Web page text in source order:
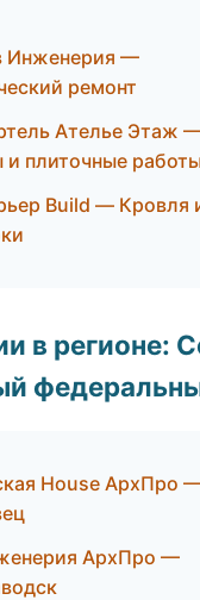
Инженерия —
ремонт
Ателье Этаж
и плиточные
Build — Кровля
в регионе:
House АрхПро
АрхПро —